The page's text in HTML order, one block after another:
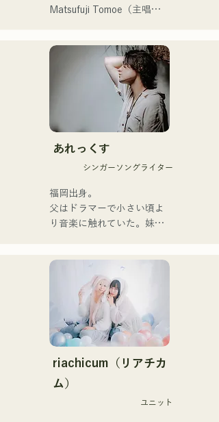
Matsufuji Tomoe（主唱）
嗓音，傳遞著直白而有力的
信息，輕輕觸動著聽眾的心
她們於2025年1月23日發行
首支單曲《Zatsuni
Tamede》，正式出道。
原聲、伴奏和樂隊編曲。
她們的錄音和現場演出得到
meow樂團的Taisei（鼓
手）、the perfect me樂團
的Yuya Suehiro（吉他）以
及xanadoo樂團的S0.
（Banus）的支持。
【新單曲】
她們的新歌《The World is
Love》將於2025年6月25日
あれっくす
シンガーソングライター
福岡出身。
父はドラマーで小さい頃よ
り音楽に触れていた。妹
家族で音楽を楽しむミュー
ジックファミリー。
10代後半にアメリカへ4年
半留学。
現在はLOVE FMの"music
×serendipity"でラジオDJを
務める。
デルやタレントとしても活
躍中。世界的有名なオーデ
riachicum（リアチカ
ム）
ユニット